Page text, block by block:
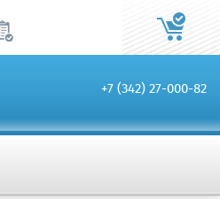
+7 (342) 27-000-82